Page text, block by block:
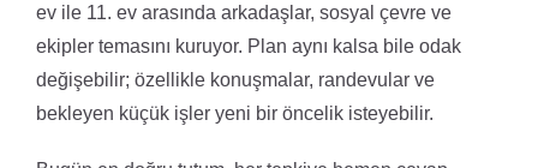
ev ile 11. ev arasında arkadaşlar, sosyal çevre ve
ekipler temasını kuruyor. Plan aynı kalsa bile odak
değişebilir; özellikle konuşmalar, randevular ve
bekleyen küçük işler yeni bir öncelik isteyebilir.